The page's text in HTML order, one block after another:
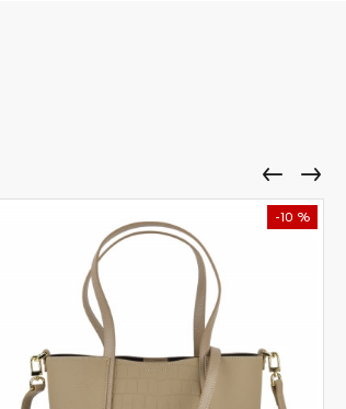
-10 %